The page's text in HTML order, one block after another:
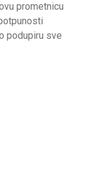
prometnicu
podupiru sve